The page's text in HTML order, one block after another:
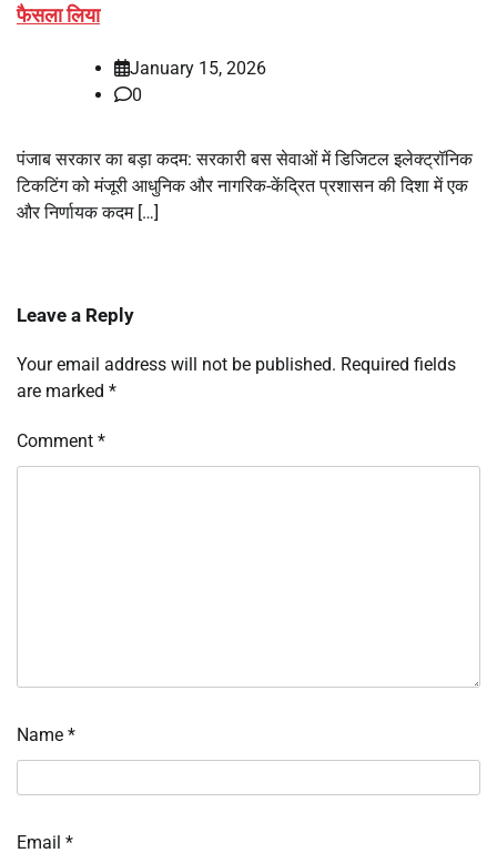
फैसला लिया
January 15, 2026
0
पंजाब सरकार का बड़ा कदम: सरकारी बस सेवाओं में डिजिटल इलेक्ट्रॉनिक
टिकटिंग को मंजूरी आधुनिक और नागरिक-केंद्रित प्रशासन की दिशा में एक
और निर्णायक कदम […]
Leave a Reply
Your email address will not be published. Required fields
are marked *
Comment *
Name *
Email *